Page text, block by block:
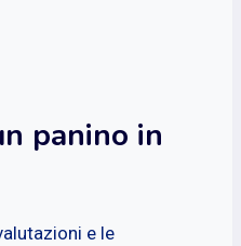
panino in
e le